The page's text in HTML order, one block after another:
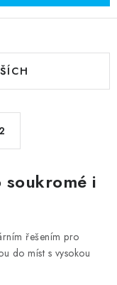
i
řešením pro
do míst s vysokou